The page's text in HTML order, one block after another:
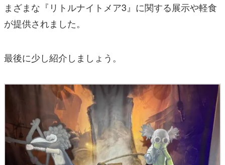
まざまな『リトルナイトメア3』に関する展示や軽食
が提供されました。
最後に少し紹介しましょう。